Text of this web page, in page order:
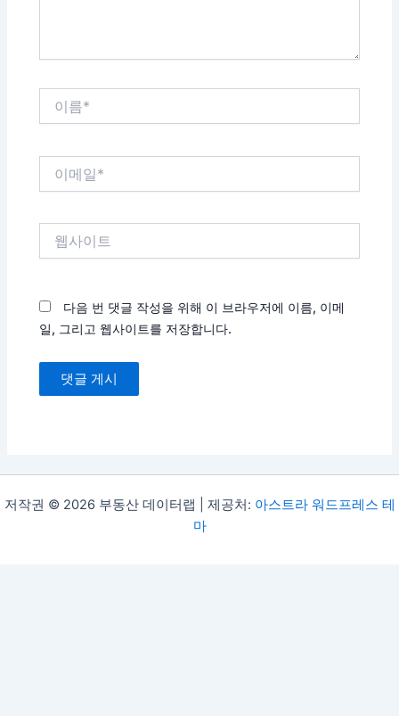
다음 번 댓글 작성을 위해 이 브라우저에 이름, 이메
일, 그리고 웹사이트를 저장합니다.
저작권 © 2026 부동산 데이터랩 | 제공처: 아스트라 워드프레스 테
마